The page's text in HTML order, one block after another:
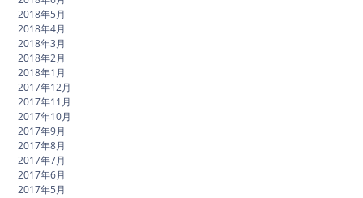
2018年5月
2018年4月
2018年3月
2018年2月
2018年1月
2017年12月
2017年11月
2017年10月
2017年9月
2017年8月
2017年7月
2017年6月
2017年5月